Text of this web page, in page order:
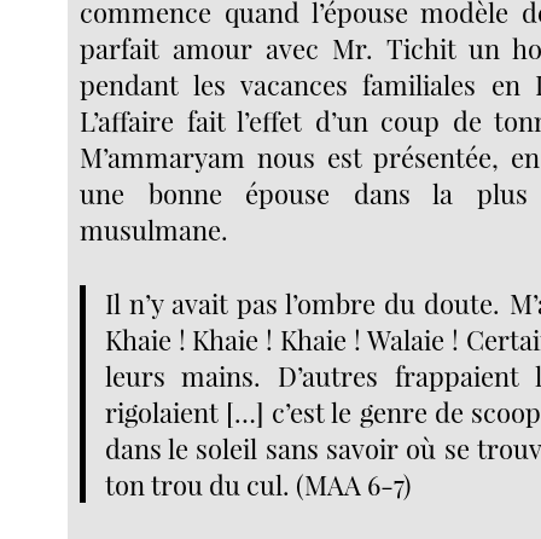
commence quand l’épouse modèle
parfait amour avec Mr. Tichit un
pendant les vacances familiales en
L’affaire fait l’effet d’un coup de
M’ammaryam nous est présentée,
une bonne épouse dans la
musulmane.
Il n’y avait pas l’ombre du doute.
Khaie ! Khaie ! Khaie ! Walaie !
leurs mains. D’autres frappaient
rigolaient […] c’est le genre de
dans le soleil sans savoir où se
ton trou du cul. (MAA 6-7)